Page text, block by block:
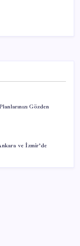
Gözden
ve İzmir’de